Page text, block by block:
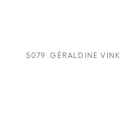
5079 GÉRALDINE VINK